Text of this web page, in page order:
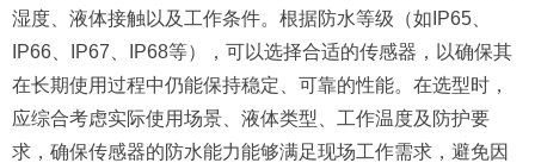
湿度、液体接触以及工作条件。根据防水等级（如IP65、
IP66、IP67、IP68等），可以选择合适的传感器，以确保其
在长期使用过程中仍能保持稳定、可靠的性能。在选型时，
应综合考虑实际使用场景、液体类型、工作温度及防护要
求，确保传感器的防水能力能够满足现场工作需求，避免因